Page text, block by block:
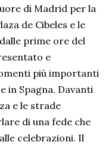
di Madrid per la
de Cibeles e le
prime ore del
e
più importanti
in Spagna. Davanti
e le strade
di una fede che
celebrazioni. Il